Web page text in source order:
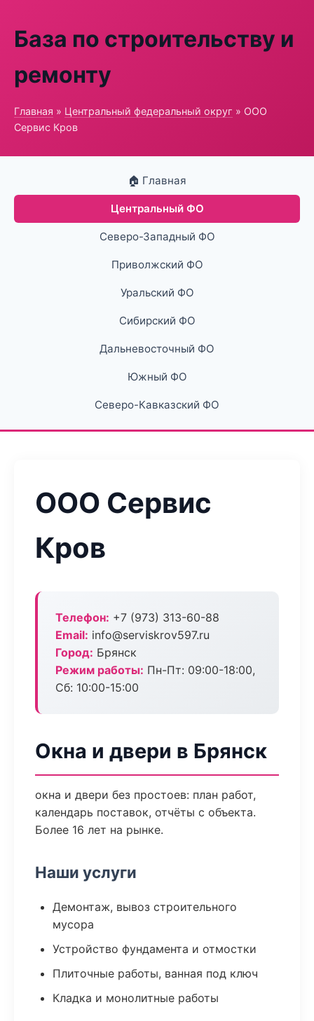
База по строительству и
ремонту
Главная » Центральный федеральный округ » ООО
Сервис Кров
🏠 Главная
Центральный ФО
Северо-Западный ФО
Приволжский ФО
Уральский ФО
Сибирский ФО
Дальневосточный ФО
Южный ФО
Северо-Кавказский ФО
ООО Сервис
Кров
Телефон: +7 (973) 313-60-88
Email: info@serviskrov597.ru
Город: Брянск
Режим работы: Пн-Пт: 09:00-18:00,
Сб: 10:00-15:00
Окна и двери в Брянск
окна и двери без простоев: план работ,
календарь поставок, отчёты с объекта.
Более 16 лет на рынке.
Наши услуги
Демонтаж, вывоз строительного
мусора
Устройство фундамента и отмостки
Плиточные работы, ванная под ключ
Кладка и монолитные работы